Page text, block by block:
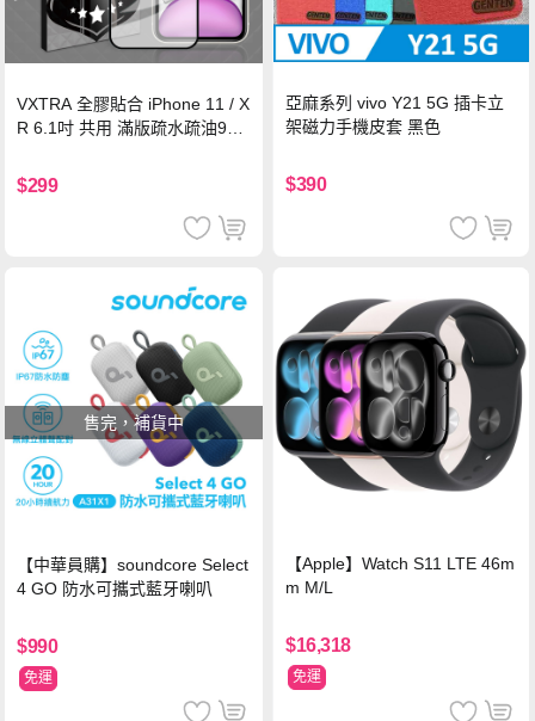
VXTRA 全膠貼合 iPhone 11 / X
R 6.1吋 共用 滿版疏水疏油9H
$299
亞麻系列 vivo Y21 5G 插卡立
架磁力手機皮套 黑色
$390
售完，補貨中
【中華員購】soundcore Select
4 GO 防水可攜式藍牙喇叭
$990
免運
【Apple】Watch S11 LTE 46m
m M/L
$16,318
免運